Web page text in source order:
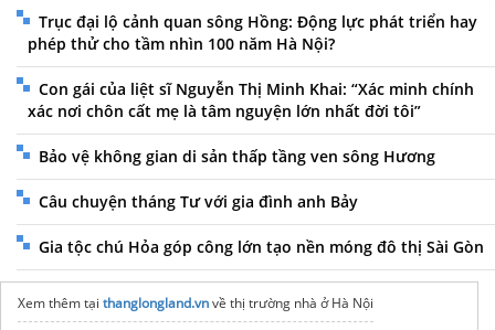
Trục đại lộ cảnh quan sông Hồng: Động lực phát triển hay
phép thử cho tầm nhìn 100 năm Hà Nội?
Con gái của liệt sĩ Nguyễn Thị Minh Khai: “Xác minh chính
xác nơi chôn cất mẹ là tâm nguyện lớn nhất đời tôi”
Bảo vệ không gian di sản thấp tầng ven sông Hương
Câu chuyện tháng Tư với gia đình anh Bảy
Gia tộc chú Hỏa góp công lớn tạo nền móng đô thị Sài Gòn
Xem thêm tại thanglongland.vnvề thị trường nhà ở Hà Nội